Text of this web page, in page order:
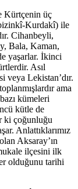
Kürtçenin üç
Kurdakî) ile
Cihanbeyli,
Bala, Kaman,
yaşarlar. İkinci
Asıl
veya Lekistan’dır.
ama
kümeleri
kütle de
ki çoğunluğu
Anlattıklarımız
Aksaray’ın
ilçesini ilk
olduğunu tarihi